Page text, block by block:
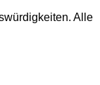
Alle